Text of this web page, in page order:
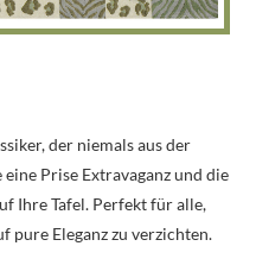
der niemals aus der
eine Prise Extravaganz und die
Ihre Tafel. Perfekt für alle,
pure Eleganz zu verzichten.